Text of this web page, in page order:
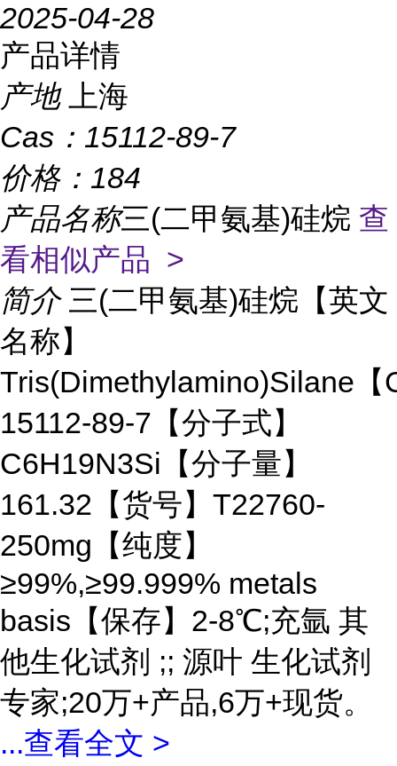
2025-04-28
产品详情
产地
上海
Cas： 15112-89-7
价格： 184
产品名称三(二甲氨基)硅烷 查
看相似产品 >
简介 三(二甲氨基)硅烷【英文
名称】
Tris(Dimethylamino)Silane【
15112-89-7【分子式】
C6H19N3Si【分子量】
161.32【货号】T22760-
250mg【纯度】
≥99%,≥99.999% metals
basis【保存】2-8℃;充氩 其
他生化试剂 ;; 源叶 生化试剂
专家;20万+产品,6万+现货。
...查看全文 >